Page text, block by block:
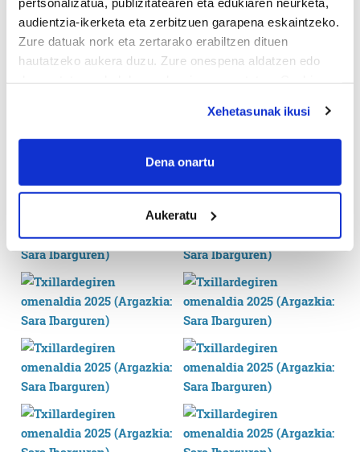
audientzia-ikerketa eta zerbitzuen garapena eskaintzeko.
Zure datuak nork eta zertarako erabiltzen dituen
hautatzeko aukera duzu. Zure onespena aldatzen edo
If you allow, we would also like to:
Collect information about your geographical
meters
Identify your device by actively scanning it for
specific characteristics (fingerprinting)
Find out more about how your personal data is processed
and set your preferences in thedetails section
Guk eta gure bazkideek zure datu pertsonalak
prozesatzen ditugu, zure IP zenbakia, besteak beste,
teknologia erabiliz, cookieak adibidez, iragarki eta eduki
pertsonalizatuak eskaintzeko, iragarkiak eta edukia
neurtzeko, jendeari buruzko informazioa biltzeko eta
produktuak garatzeko. Zure datuak nork eta zertarako
erabiltzen dituen hauta dezakezu.
Xehetasunak ikusi
Dena onartu
Aukeratu